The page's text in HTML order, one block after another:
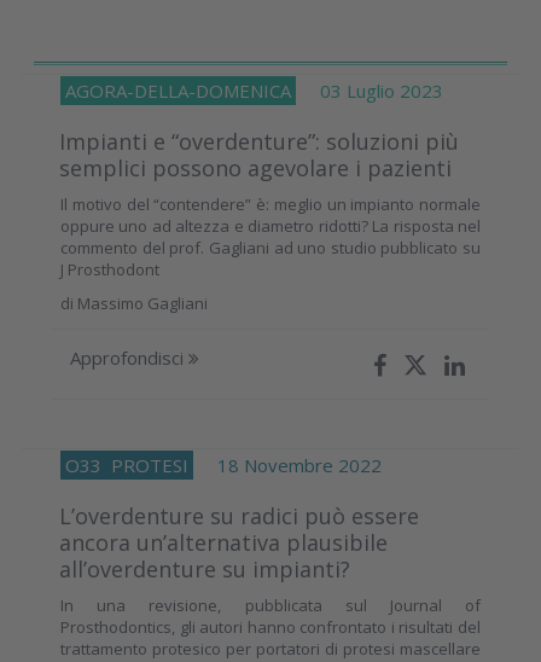
AGORA-DELLA-DOMENICA 03 Luglio 2023
Impianti e “overdenture”: soluzioni più
semplici possono agevolare i pazienti
Il motivo del “contendere” è: meglio un impianto normale
oppure uno ad altezza e diametro ridotti? La risposta nel
commento del prof. Gagliani ad uno studio pubblicato su
J Prosthodont
di Massimo Gagliani
Approfondisci
O33 PROTESI 18 Novembre 2022
L’overdenture su radici può essere
ancora un’alternativa plausibile
all’overdenture su impianti?
In una revisione, pubblicata sul Journal of
Prosthodontics, gli autori hanno confrontato i risultati del
trattamento protesico per portatori di protesi mascellare